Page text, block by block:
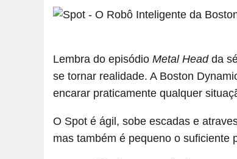
Lembra do episódio Metal Headda
se tornar realidade. A Boston
encarar praticamente qualquer
O Spot é ágil, sobe escadas e
mas também é pequeno o suficiente